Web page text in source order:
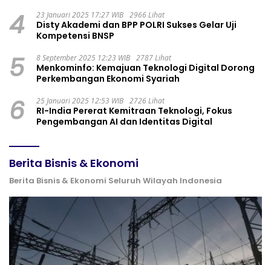
4 23 Januari 2025 17:27 WIB 2966 Lihat
Disty Akademi dan BPP POLRI Sukses Gelar Uji
Kompetensi BNSP
5 8 September 2025 12:23 WIB 2787 Lihat
Menkominfo: Kemajuan Teknologi Digital Dorong
Perkembangan Ekonomi Syariah
6 25 Januari 2025 12:53 WIB 2726 Lihat
RI-India Pererat Kemitraan Teknologi, Fokus
Pengembangan AI dan Identitas Digital
Berita Bisnis & Ekonomi
Berita Bisnis & Ekonomi Seluruh Wilayah Indonesia